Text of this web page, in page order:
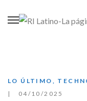
LO ÚLTIMO
04/10/2025